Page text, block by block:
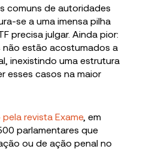
comuns de autoridades
se a uma imensa pilha
precisa julgar. Ainda pior:
não estão acostumados a
inexistindo uma estrutura
esses casos na maior
revista Exame, em
parlamentares que
ou de ação penal no